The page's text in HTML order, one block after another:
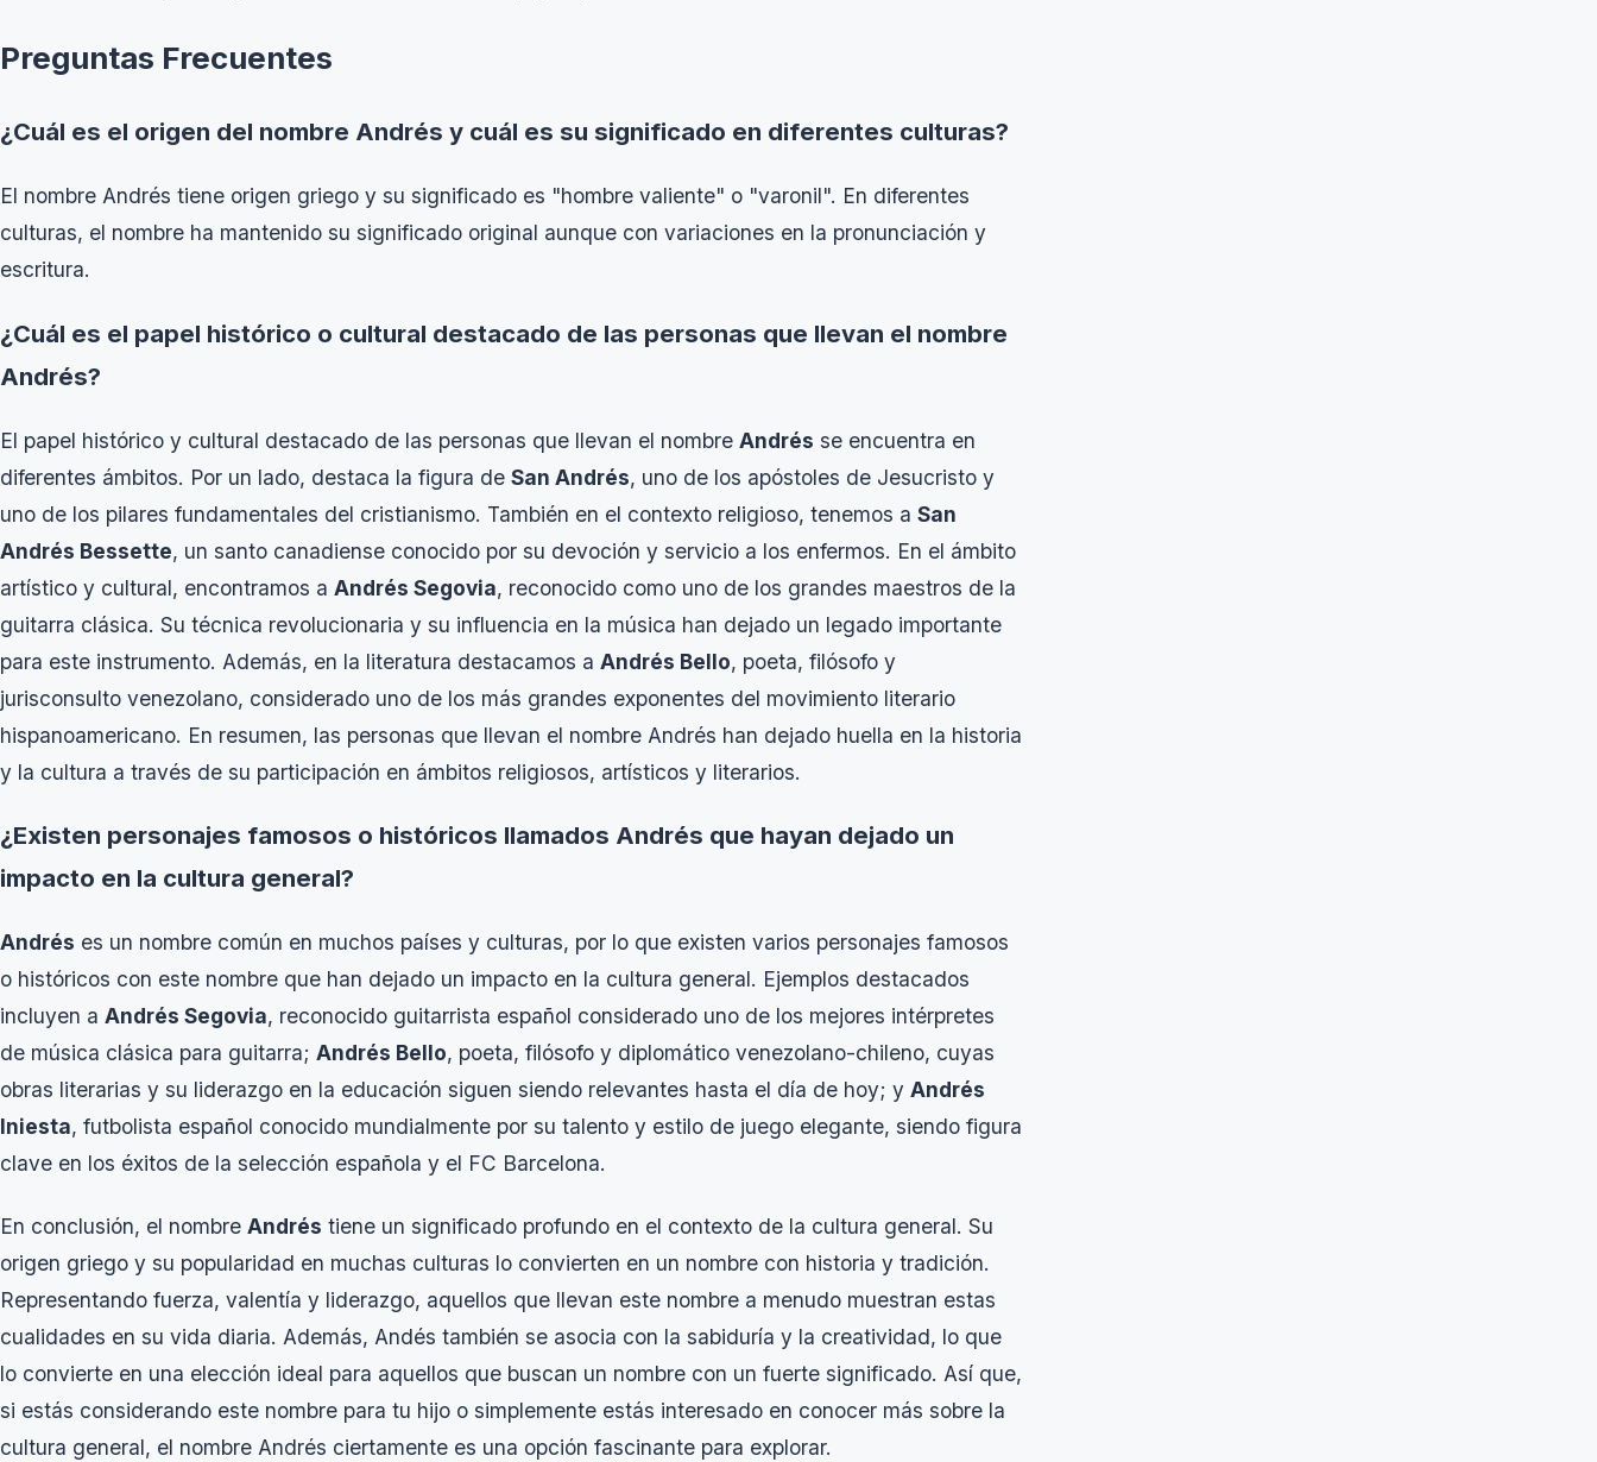
Preguntas Frecuentes
¿Cuál es el origen del nombre Andrés y cuál es su significado en diferentes culturas?
El nombre Andrés tiene origen griego y su significado es "hombre valiente" o "varonil". En diferentes
culturas, el nombre ha mantenido su significado original aunque con variaciones en la pronunciación y
escritura.
¿Cuál es el papel histórico o cultural destacado de las personas que llevan el nombre
Andrés?
El papel histórico y cultural destacado de las personas que llevan el nombre Andrés se encuentra en
diferentes ámbitos. Por un lado, destaca la figura de San Andrés, uno de los apóstoles de Jesucristo y
uno de los pilares fundamentales del cristianismo. También en el contexto religioso, tenemos a San
Andrés Bessette, un santo canadiense conocido por su devoción y servicio a los enfermos. En el ámbito
artístico y cultural, encontramos a Andrés Segovia, reconocido como uno de los grandes maestros de la
guitarra clásica. Su técnica revolucionaria y su influencia en la música han dejado un legado importante
para este instrumento. Además, en la literatura destacamos a Andrés Bello, poeta, filósofo y
jurisconsulto venezolano, considerado uno de los más grandes exponentes del movimiento literario
hispanoamericano. En resumen, las personas que llevan el nombre Andrés han dejado huella en la historia
y la cultura a través de su participación en ámbitos religiosos, artísticos y literarios.
¿Existen personajes famosos o históricos llamados Andrés que hayan dejado un
impacto en la cultura general?
Andrés es un nombre común en muchos países y culturas, por lo que existen varios personajes famosos
o históricos con este nombre que han dejado un impacto en la cultura general. Ejemplos destacados
incluyen a Andrés Segovia, reconocido guitarrista español considerado uno de los mejores intérpretes
de música clásica para guitarra; Andrés Bello, poeta, filósofo y diplomático venezolano-chileno, cuyas
obras literarias y su liderazgo en la educación siguen siendo relevantes hasta el día de hoy; y Andrés
Iniesta, futbolista español conocido mundialmente por su talento y estilo de juego elegante, siendo figura
clave en los éxitos de la selección española y el FC Barcelona.
En conclusión, el nombre Andrés tiene un significado profundo en el contexto de la cultura general. Su
origen griego y su popularidad en muchas culturas lo convierten en un nombre con historia y tradición.
Representando fuerza, valentía y liderazgo, aquellos que llevan este nombre a menudo muestran estas
cualidades en su vida diaria. Además, Andés también se asocia con la sabiduría y la creatividad, lo que
lo convierte en una elección ideal para aquellos que buscan un nombre con un fuerte significado. Así que,
si estás considerando este nombre para tu hijo o simplemente estás interesado en conocer más sobre la
cultura general, el nombre Andrés ciertamente es una opción fascinante para explorar.